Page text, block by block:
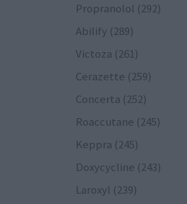
Propranolol (292)
Abilify (289)
Victoza (261)
Cerazette (259)
Concerta (252)
Roaccutane (245)
Keppra (245)
Doxycycline (243)
Laroxyl (239)